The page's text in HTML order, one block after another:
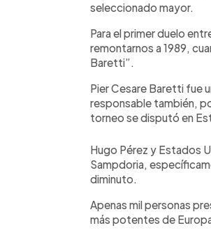
seleccionado mayor.
Para el primer duelo
remontarnos a 1989,
Baretti”.
Pier Cesare Baretti fue
responsable también,
torneo se disputó en
Hugo Pérez y Estados
Sampdoria,
diminuto.
Apenas mil personas
más potentes de